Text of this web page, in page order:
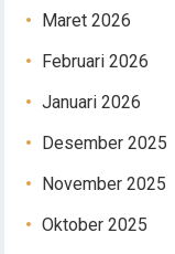
Maret 2026
Februari 2026
Januari 2026
Desember 2025
November 2025
Oktober 2025